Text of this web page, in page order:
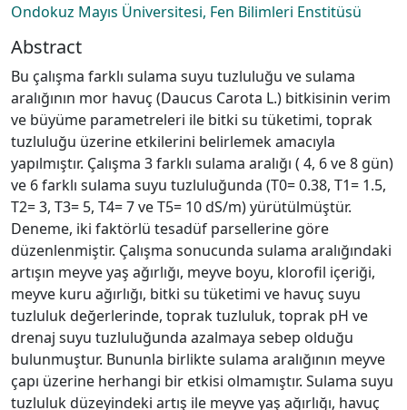
Ondokuz Mayıs Üniversitesi, Fen Bilimleri Enstitüsü
Abstract
Bu çalışma farklı sulama suyu tuzluluğu ve sulama
aralığının mor havuç (Daucus Carota L.) bitkisinin verim
ve büyüme parametreleri ile bitki su tüketimi, toprak
tuzluluğu üzerine etkilerini belirlemek amacıyla
yapılmıştır. Çalışma 3 farklı sulama aralığı ( 4, 6 ve 8 gün)
ve 6 farklı sulama suyu tuzluluğunda (T0= 0.38, T1= 1.5,
T2= 3, T3= 5, T4= 7 ve T5= 10 dS/m) yürütülmüştür.
Deneme, iki faktörlü tesadüf parsellerine göre
düzenlenmiştir. Çalışma sonucunda sulama aralığındaki
artışın meyve yaş ağırlığı, meyve boyu, klorofil içeriği,
meyve kuru ağırlığı, bitki su tüketimi ve havuç suyu
tuzluluk değerlerinde, toprak tuzluluk, toprak pH ve
drenaj suyu tuzluluğunda azalmaya sebep olduğu
bulunmuştur. Bununla birlikte sulama aralığının meyve
çapı üzerine herhangi bir etkisi olmamıştır. Sulama suyu
tuzluluk düzeyindeki artış ile meyve yaş ağırlığı, havuç